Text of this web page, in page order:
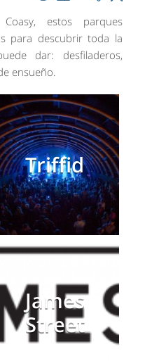
estos parques
para descubrir toda la
dar: desfiladeros,
ensueño.
Triffid
James
Street